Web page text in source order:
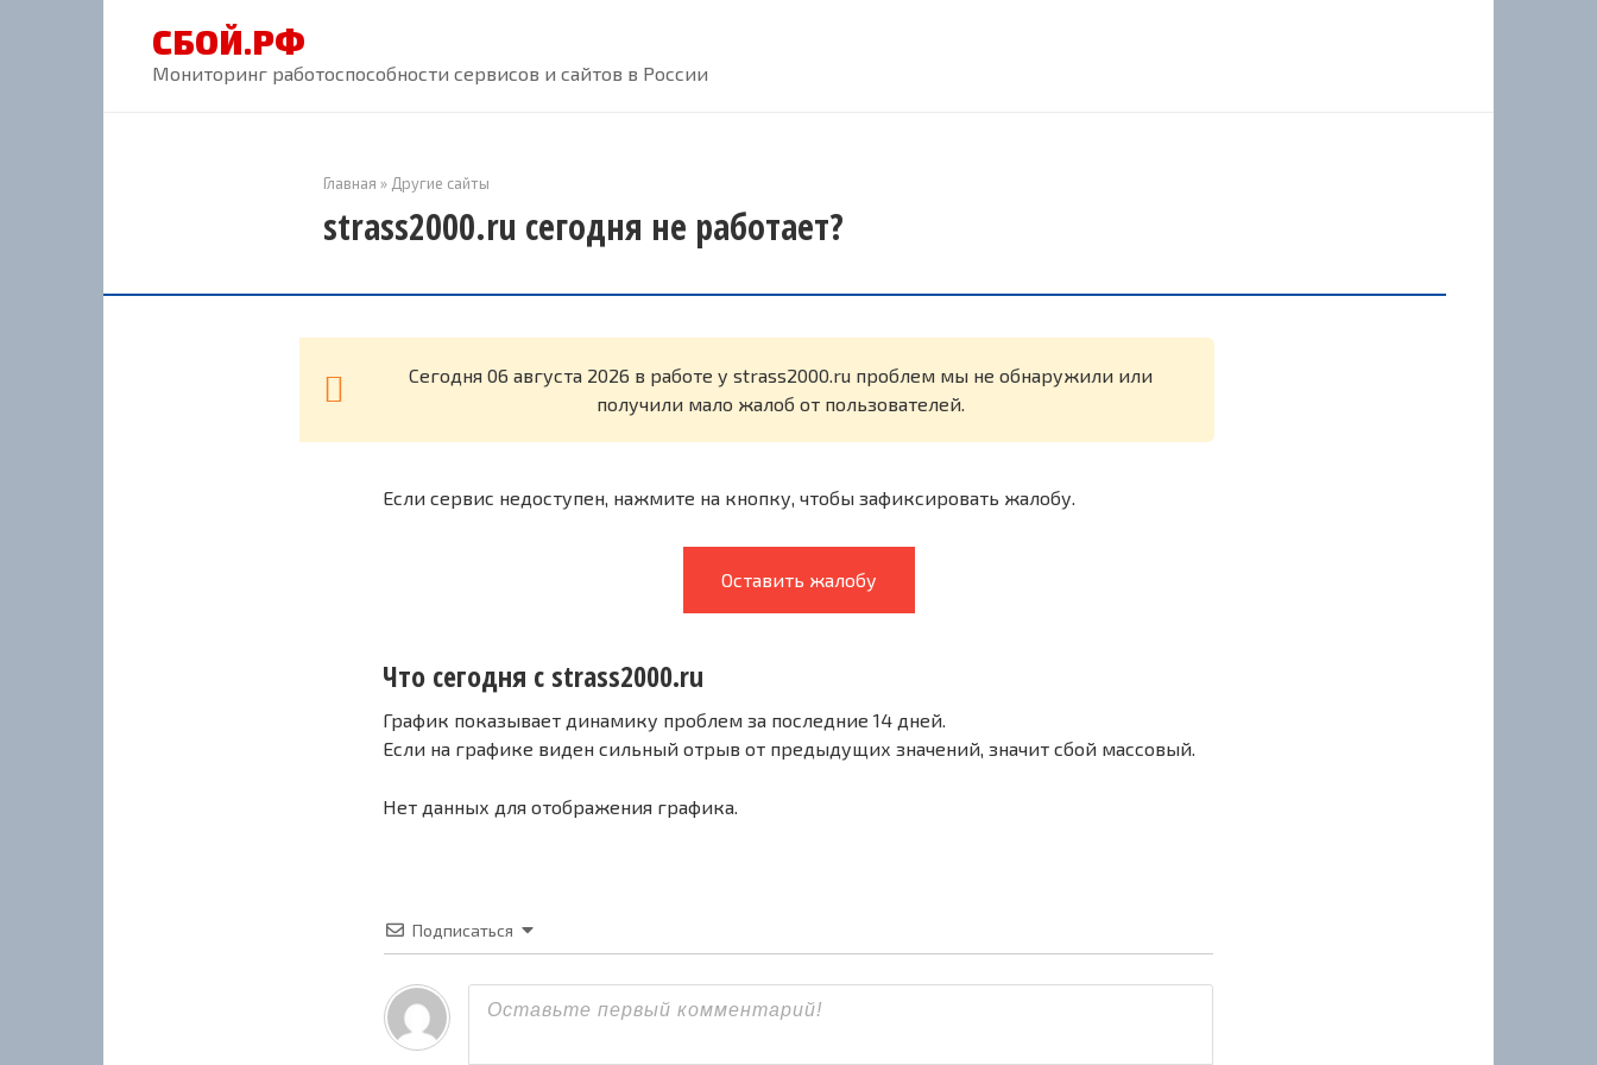
СБОЙ.РФ
Мониторинг работоспособности сервисов и сайтов в России
Главная » Другие сайты
strass2000.ru сегодня не работает?
Cегодня 06 августа 2026 в работе у strass2000.ru проблем мы не обнаружили или
получили мало жалоб от пользователей.
Если сервис недоступен, нажмите на кнопку, чтобы зафиксировать жалобу.
Оставить жалобу
Что сегодня с strass2000.ru
График показывает динамику проблем за последние 14 дней.
Если на графике виден сильный отрыв от предыдущих значений, значит сбой массовый.
Нет данных для отображения графика.
Подписаться